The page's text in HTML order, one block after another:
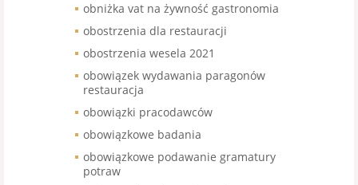
obniżka vat na żywność gastronomia
obostrzenia dla restauracji
obostrzenia wesela 2021
obowiązek wydawania paragonów
restauracja
obowiązki pracodawców
obowiązkowe badania
obowiązkowe podawanie gramatury
potraw